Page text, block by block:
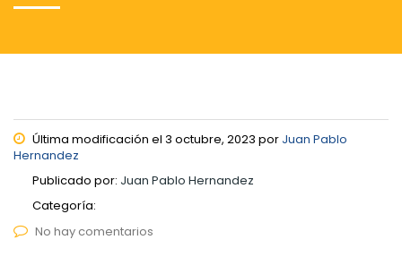
Última modificación el 3 octubre, 2023 por Juan Pablo
Hernandez
Publicado por: Juan Pablo Hernandez
Categoría:
No hay comentarios